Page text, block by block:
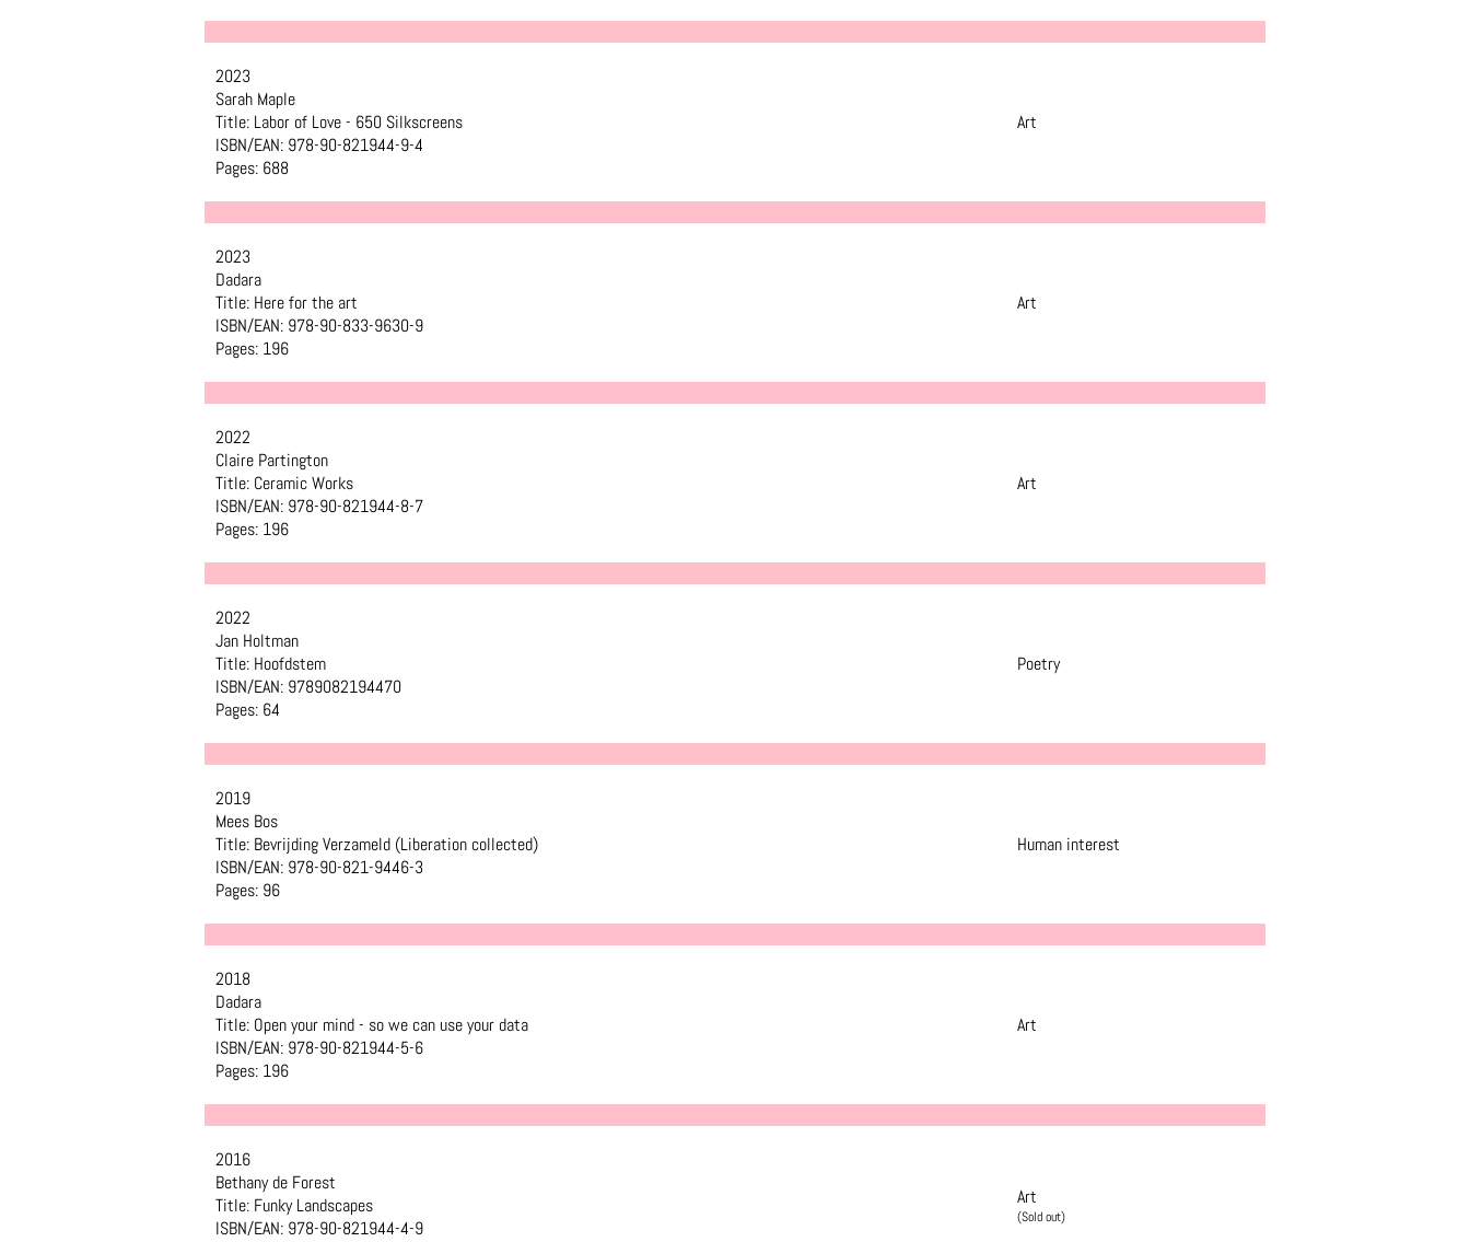
2023
Sarah Maple
Title: Labor of Love - 650 Silkscreens
ISBN/EAN: 978-90-821944-9-4
Pages: 688
Art
2023
Dadara
Title: Here for the art
ISBN/EAN: 978-90-833-9630-9
Pages: 196
Art
2022
Claire Partington
Title: Ceramic Works
ISBN/EAN: 978-90-821944-8-7
Pages: 196
Art
2022
Jan Holtman
Title: Hoofdstem
ISBN/EAN: 9789082194470
Pages: 64
Poetry
2019
Mees Bos
Title: Bevrijding Verzameld (Liberation collected)
ISBN/EAN: 978-90-821-9446-3
Pages: 96
Human interest
2018
Dadara
Title: Open your mind - so we can use your data
ISBN/EAN: 978-90-821944-5-6
Pages: 196
Art
2016
Bethany de Forest
Title: Funky Landscapes
ISBN/EAN: 978-90-821944-4-9
Art
(Sold out)